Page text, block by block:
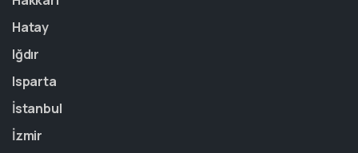
Hatay
Iğdır
Isparta
İstanbul
İzmir